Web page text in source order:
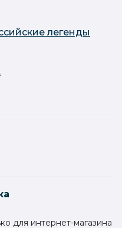
легенды
для интернет-магазина